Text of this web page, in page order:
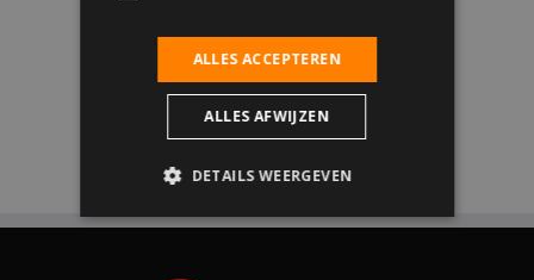
ALLES ACCEPTEREN
ALLES AFWIJZEN
DETAILS WEERGEVEN